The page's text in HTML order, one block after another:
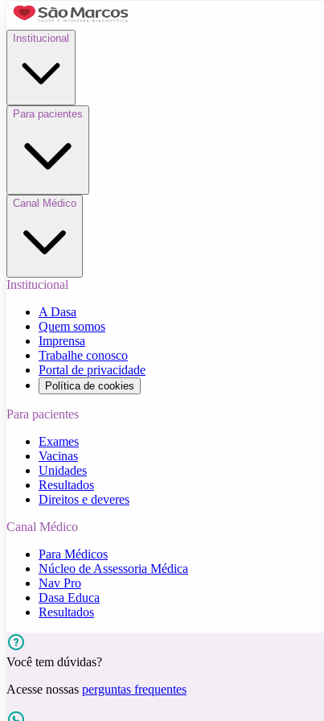
Institucional
Para pacientes
Canal Médico
Institucional
A Dasa
Quem somos
Imprensa
Trabalhe conosco
Portal de privacidade
Política de cookies
Para pacientes
Exames
Vacinas
Unidades
Resultados
Direitos e deveres
Canal Médico
Para Médicos
Núcleo de Assessoria Médica
Nav Pro
Dasa Educa
Resultados
Você tem dúvidas?
Acesse nossas perguntas frequentes